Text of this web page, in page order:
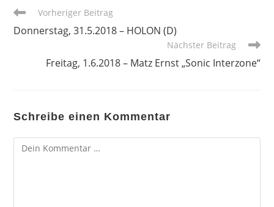
Weitere
ansehen
Vorheriger Beitrag
Donnerstag, 31.5.2018 – HOLON (D)
Nächster Beitrag
Freitag, 1.6.2018 – Matz Ernst „Sonic Interzone“
Schreibe einen Kommentar
Kommentar